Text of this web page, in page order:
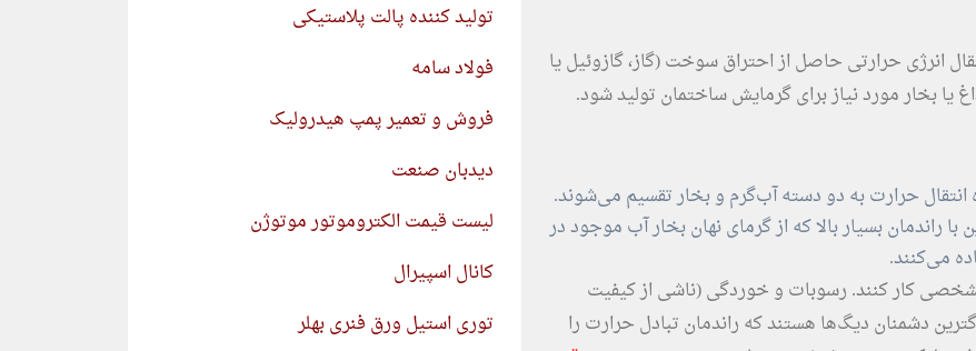
حرارتی حاصل از احتراق سوخت (گاز، گازوئیل یا
بخار مورد نیاز برای گرمایش ساختمان تولید شود.
حرارت به دو دسته آب‌گرم و بخار تقسیم می‌شوند.
راندمان بسیار بالا که از گرمای نهان بخار آب موجود در
می‌کنند.
کار کنند. رسوبات و خوردگی (ناشی از کیفیت
دشمنان دیگ‌ها هستند که راندمان تبادل حرارت را
تولید کننده پالت پلاستیکی
فولاد سامه
فروش و تعمیر پمپ هیدرولیک
دیدبان صنعت
لیست قیمت الکتروموتور موتوژن
کانال اسپیرال
توری استیل ورق فنری بهلر